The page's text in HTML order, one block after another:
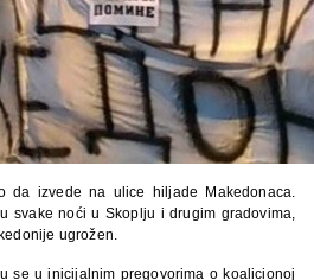
da izvede na ulice hiljade Makedonaca.
svake noći u Skoplju i drugim gradovima,
ugrožen.
se u inicijalnim pregovorima o koalicionoj